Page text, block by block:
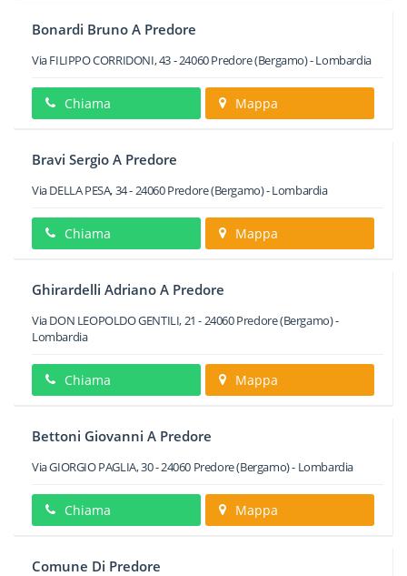
Bonardi Bruno A Predore
Via FILIPPO CORRIDONI, 43-24060Predore(Bergamo) -Lombardia
Chiama Mappa
Bravi Sergio A Predore
Via DELLA PESA, 34-24060Predore(Bergamo) -Lombardia
Chiama Mappa
Ghirardelli Adriano A Predore
Via DON LEOPOLDO GENTILI, 21 -24060Predore(Bergamo) -
Lombardia
Chiama Mappa
Bettoni Giovanni A Predore
Via GIORGIO PAGLIA, 30-24060 Predore(Bergamo) - Lombardia
Chiama Mappa
Comune Di Predore